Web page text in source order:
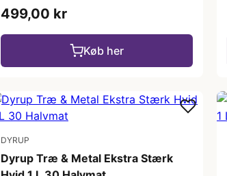
499,00 kr
Køb her
DYRUP
Dyrup Træ & Metal Ekstra Stærk